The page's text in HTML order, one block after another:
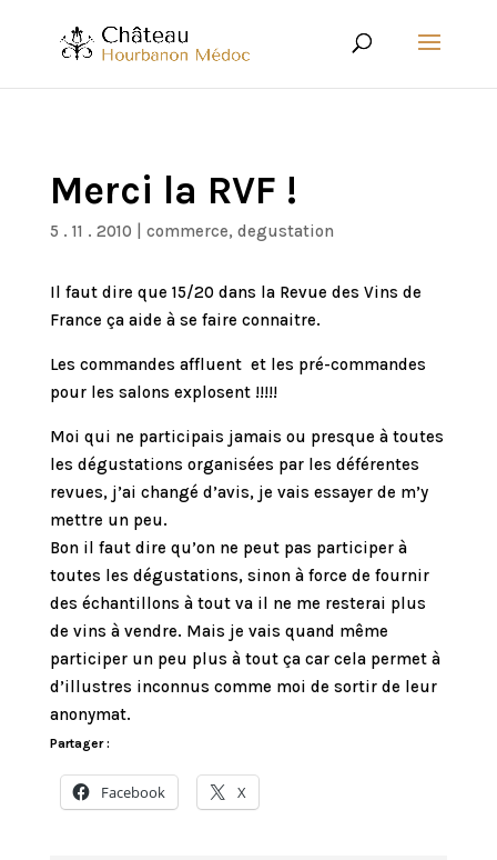
Merci la RVF !
5 . 11 . 2010 commerce, degustation
Il faut dire que 15/20 dans la Revue des Vins de
France ça aide à se faire connaitre.
Les commandes affluent et les pré-commandes
pour les salons explosent !!!!!
Moi qui ne participais jamais ou presque à toutes
les dégustations organisées par les déférentes
revues, j’ai changé d’avis, je vais essayer de m’y
mettre un peu.
Bon il faut dire qu’on ne peut pas participer à
toutes les dégustations, sinon à force de fournir
des échantillons à tout va il ne me resterai plus
de vins à vendre. Mais je vais quand même
participer un peu plus à tout ça car cela permet à
d’illustres inconnus comme moi de sortir de leur
anonymat.
Partager :
Facebook X